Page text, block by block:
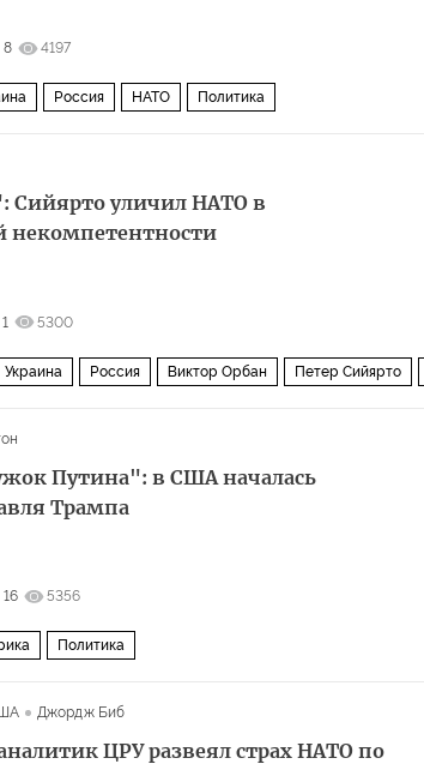
8 4197
Россия НАТО Политика
Сийярто уличил НАТО в
некомпетентности
1 5300
Украина Россия Виктор Орбан Петер Сийярто
Путина": в США началась
Трампа
16 5356
Политика
Джордж Биб
ЦРУ развеял страх НАТО по